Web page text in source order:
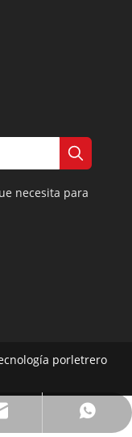
necesita para
porletrero